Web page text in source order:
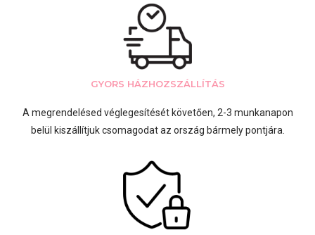
GYORS HÁZHOZSZÁLLÍTÁS
A megrendelésed véglegesítését követően, 2-3 munkanapon
belül kiszállítjuk csomagodat az ország bármely pontjára.